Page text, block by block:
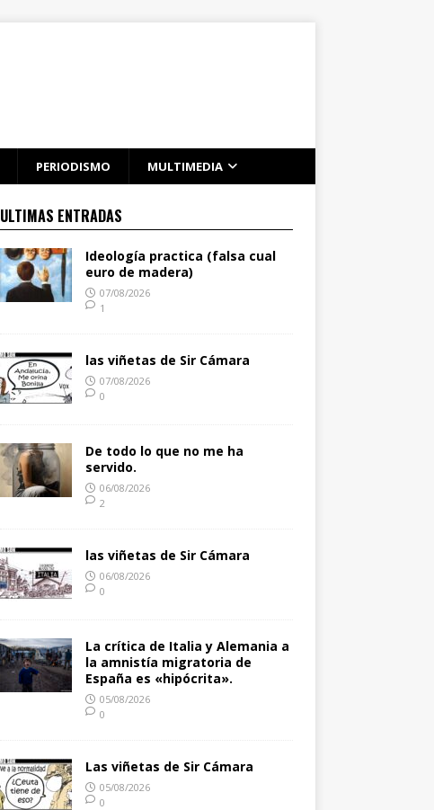
PERIODISMO MULTIMEDIA
ULTIMAS ENTRADAS
Ideología practica (falsa cual
euro de madera)
07/08/2026
1
las viñetas de Sir Cámara
07/08/2026
0
De todo lo que no me ha
servido.
06/08/2026
2
las viñetas de Sir Cámara
06/08/2026
0
La crítica de Italia y Alemania a
la amnistía migratoria de
España es «hipócrita».
05/08/2026
0
Las viñetas de Sir Cámara
05/08/2026
0